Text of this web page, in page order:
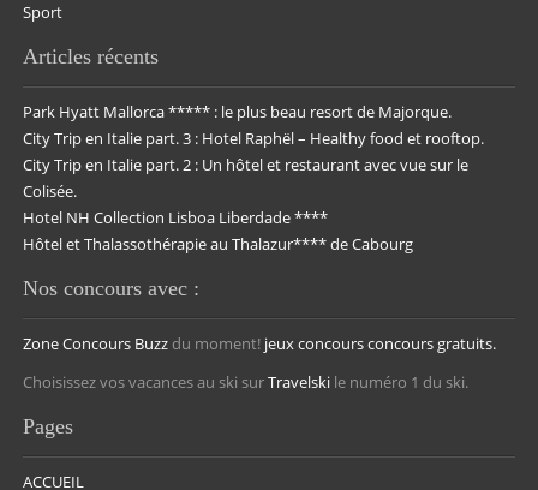
Sport
Articles récents
Park Hyatt Mallorca ***** : le plus beau resort de Majorque.
City Trip en Italie part. 3 : Hotel Raphël – Healthy food et rooftop.
City Trip en Italie part. 2 : Un hôtel et restaurant avec vue sur le
Colisée.
Hotel NH Collection Lisboa Liberdade ****
Hôtel et Thalassothérapie au Thalazur**** de Cabourg
Nos concours avec :
Zone Concours Buzz du moment! jeux concoursconcours gratuits.
Choisissez vos vacances au ski surTravelski le numéro 1 du ski.
Pages
ACCUEIL